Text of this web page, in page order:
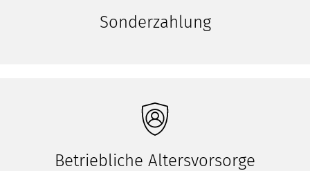
Sonderzahlung
Betriebliche Altersvorsorge